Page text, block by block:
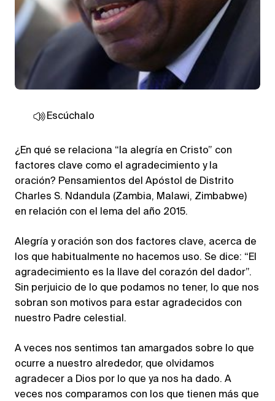
Escúchalo
¿En qué se relaciona “la alegría en Cristo” con
factores clave como el agradecimiento y la
oración? Pensamientos del Apóstol de Distrito
Charles S. Ndandula (Zambia, Malawi, Zimbabwe)
en relación con el lema del año 2015.
Alegría y oración son dos factores clave, acerca de
los que habitualmente no hacemos uso. Se dice: “El
agradecimiento es la llave del corazón del dador”.
Sin perjuicio de lo que podamos no tener, lo que nos
sobran son motivos para estar agradecidos con
nuestro Padre celestial.
A veces nos sentimos tan amargados sobre lo que
ocurre a nuestro alrededor, que olvidamos
agradecer a Dios por lo que ya nos ha dado. A
veces nos comparamos con los que tienen más que